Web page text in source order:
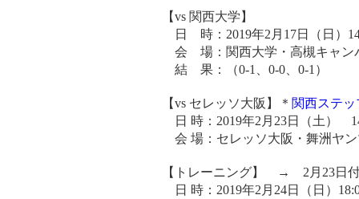
【vs 関西大学】
日 時：2019年2月17日（日）
会 場：関西大学・高槻キャン
結 果：（0-1、0-0、0-1）
【vs セレッソ大阪】＊ 関西ステ
日 時：2019年2月23日（土） 14
会 場：セレッソ大阪・舞洲ヤン
【トレーニング】 → 2月23日付
日 時：2019年2月24日（日）